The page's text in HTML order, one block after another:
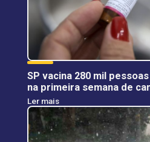
SP vacina 280 mil
na primeira semana de
Ler mais